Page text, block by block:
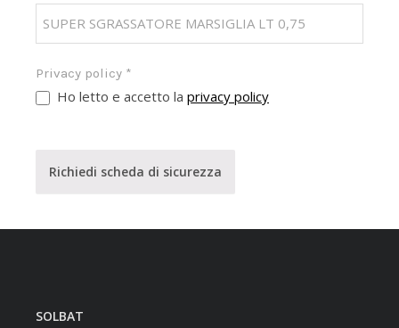
Privacy policy *
Ho letto e accetto la privacy policy
Richiedi scheda di sicurezza
SOLBAT